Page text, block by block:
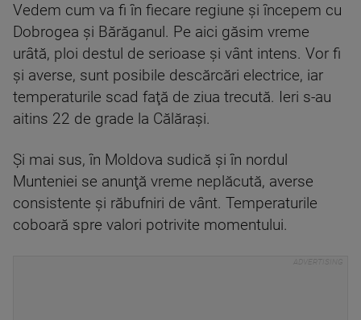
Vedem cum va fi în fiecare regiune şi începem cu
Dobrogea şi Bărăganul. Pe aici găsim vreme
urâtă, ploi destul de serioase şi vânt intens. Vor fi
şi averse, sunt posibile descărcări electrice, iar
temperaturile scad faţă de ziua trecută. Ieri s-au
aitins 22 de grade la Călăraşi.
Şi mai sus, în Moldova sudică şi în nordul
Munteniei se anunţă vreme neplăcută, averse
consistente şi răbufniri de vânt. Temperaturile
coboară spre valori potrivite momentului.